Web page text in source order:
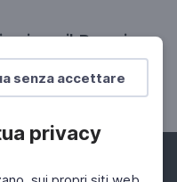
senza accettare
privacy
vince il Premio